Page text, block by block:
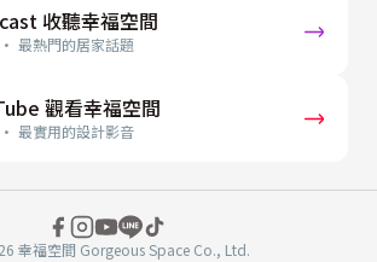
收聽幸福空間
最熱門的居家話題
觀看幸福空間
最實用的設計影音
幸福空間 Gorgeous Space Co., Ltd.